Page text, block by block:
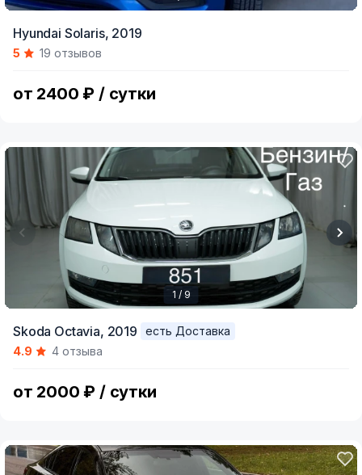
of
Hyundai Solaris, 2019
5 19 отзывов
от 2400 ₽ / сутки
of
1 / 9
Skoda Octavia, 2019
есть Доставка
4.9
4 отзыва
от 2000 ₽ / сутки